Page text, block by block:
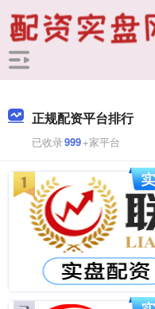
正规配资平台排行
已收录999+家平台